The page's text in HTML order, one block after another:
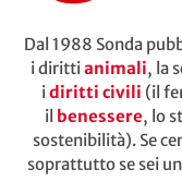
Dal 1988 Sonda
i dirittianimali, la
idiritti civili (il
il benessere, lo
sostenibilità). Se
soprattutto se sei